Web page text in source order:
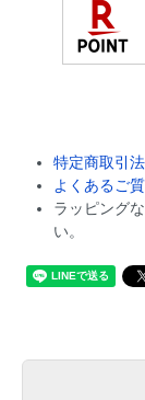
特定商取引
よくあるご
ラッピング
い。